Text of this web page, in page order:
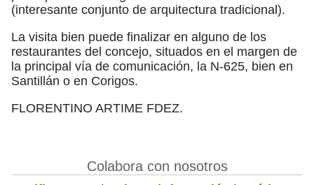
(interesante conjunto de arquitectura tradicional).
La visita bien puede finalizar en alguno de los
restaurantes del concejo, situados en el margen de
la principal vía de comunicación, la N-625, bien en
Santillán o en Corigos.
FLORENTINO ARTIME FDEZ.
Colabora con nosotros